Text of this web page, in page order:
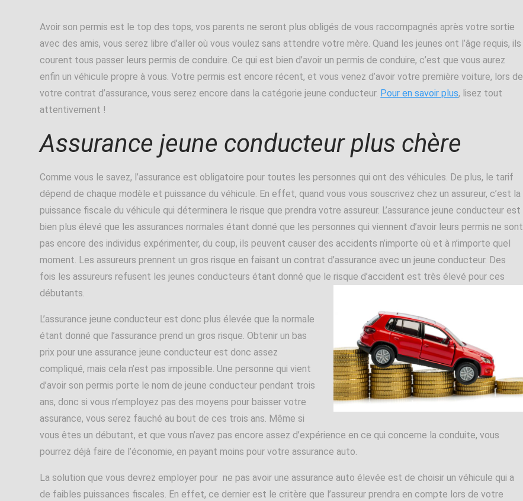
Avoir son permis est le top des tops, vos parents ne seront plus obligés de vous raccompagnés après votre sortie
avec des amis, vous serez libre d’aller où vous voulez sans attendre votre mère. Quand les jeunes ont l’âge requis, ils
courent tous passer leurs permis de conduire.Ce qui est bien d’avoir un permis de conduire, c’est que vous aurez
enfin un véhicule propre à vous. Votre permis est encore récent, et vous venez d’avoir votre première voiture, lors de
votre contrat d’assurance, vous serez encore dans la catégorie jeune conducteur. Pour en savoir plus, lisez tout
attentivement !
Assurance jeune conducteur plus chère
Comme vous le savez, l’assurance est obligatoire pour toutes les personnes qui ont des véhicules. De plus, le tarif
dépend de chaque modèle et puissance du véhicule. En effet, quand vous vous souscrivez chez un assureur, c’est la
puissance fiscale du véhicule qui déterminera le risque que prendra votre assureur. L’assurance jeune conducteur est
bien plus élevé que les assurances normales étant donné que les personnes qui viennent d’avoir leurs permis ne sont
pas encore des individus expérimenter, du coup, ils peuvent causer des accidents n’importe où et à n’importe quel
moment. Les assureurs prennent un gros risque en faisant un contrat d’assurance avec un jeune conducteur. Des
fois les assureurs refusent les jeunes conducteurs étant donné que le risque d’accident est très élevé pour ces
débutants.
L’assurance jeune conducteur est donc plus élevée que la normale
étant donné que l’assurance prend un gros risque. Obtenir un bas
prix pour une assurance jeune conducteur est donc assez
compliqué, mais cela n’est pas impossible. Une personne qui vient
d’avoir son permis porte le nom de jeune conducteur pendant trois
ans, donc si vous n’employez pas des moyens pour baisser votre
assurance, vous serez fauché au bout de ces trois ans. Même si
vous êtes un débutant, et que vous n’avez pas encore assez d’expérience en ce qui concerne la conduite, vous
pourrez déjà faire de l’économie, en payant moins pour votre assurance auto.
La solution que vous devrez employer pour ne pas avoir une assurance auto élevée est de choisir un véhicule qui a
de faibles puissances fiscales. En effet, ce dernier est le critère que l’assureur prendra en compte lors de votre